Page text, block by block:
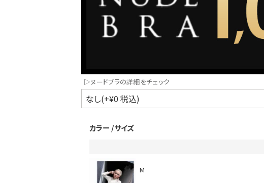
インスタ写真投稿キャンペーン！
▷ヌードブラの詳細をチェック
カラー サイズ
M